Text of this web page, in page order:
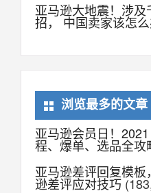
亚马逊大地震！涉
招， 中国卖家该怎
浏览最多的文章
亚马逊会员日！
程、爆单、选品全攻
亚马逊差评回复模
逊差评应对技巧